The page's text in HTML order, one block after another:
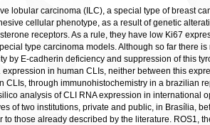
lobular carcinoma (ILC), a special type of breast
cellular phenotype, as a result of genetic
receptors. As a rule, they have low Ki67
type carcinoma models. Although so far there
by E-cadherin deficiency and suppression of this
expression in human CLIs, neither between this
CLIs, through immunohistochemistry in a brazilian
analysis of CLI RNA expression in international
of two institutions, private and public, in Brasília,
to those already described by the literature. ROS1,